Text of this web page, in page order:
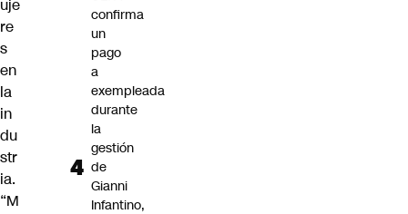
uje
re
s
en
la
in
du
str
ia.
“M
confirma
un
pago
a
exempleada
durante
la
gestión
de
Gianni
Infantino,